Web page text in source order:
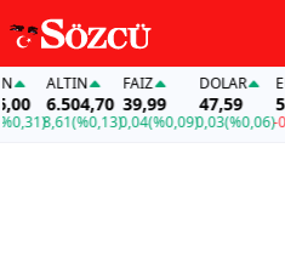
ALTIN
6.504,70
8,61(%0,13)
FAİZ
39,99
0,04(%0,09)
DOLAR
47,59
0,03(%0,06)-